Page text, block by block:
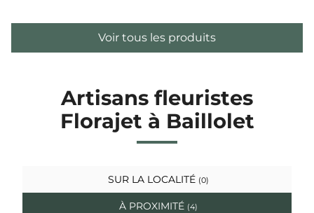
Voir tous les produits
Artisans fleuristes
Florajet à Baillolet
SUR LA LOCALITÉ (0)
À PROXIMITÉ (4)